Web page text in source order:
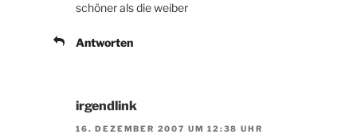
schöner als die weiber
Antworten
irgendlink
16. DEZEMBER 2007 UM 12:38 UHR